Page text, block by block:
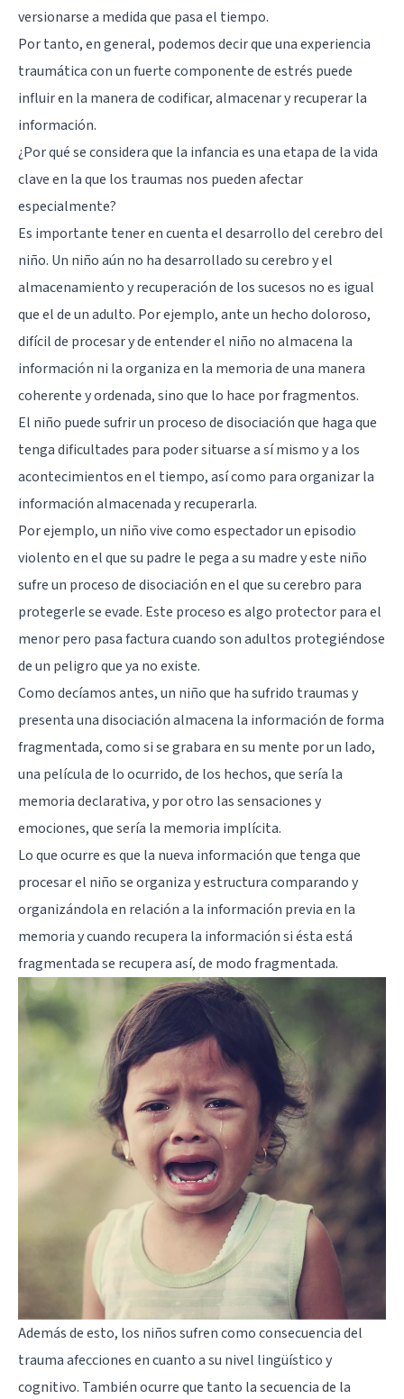
versionarse a medida que pasa el tiempo.
Por tanto, en general, podemos decir que una experiencia
traumática con un fuerte componente de estrés puede
influir en la manera de codificar, almacenar y recuperar la
información.
¿Por qué se considera que la infancia es una etapa de la vida
clave en la que los traumas nos pueden afectar
especialmente?
Es importante tener en cuenta el desarrollo del cerebro del
niño. Un niño aún no ha desarrollado su cerebro y el
almacenamiento y recuperación de los sucesos no es igual
que el de un adulto. Por ejemplo, ante un hecho doloroso,
difícil de procesar y de entender el niño no almacena la
información ni la organiza en la memoria de una manera
coherente y ordenada, sino que lo hace por fragmentos.
El niño puede sufrir un proceso de disociación que haga que
tenga dificultades para poder situarse a sí mismo y a los
acontecimientos en el tiempo, así como para organizar la
información almacenada y recuperarla.
Por ejemplo, un niño vive como espectador un episodio
violento en el que su padre le pega a su madre y este niño
sufre un proceso de disociación en el que su cerebro para
protegerle se evade. Este proceso es algo protector para el
menor pero pasa factura cuando son adultos protegiéndose
de un peligro que ya no existe.
Como decíamos antes, un niño que ha sufrido traumas y
presenta una disociación almacena la información de forma
fragmentada, como si se grabara en su mente por un lado,
una película de lo ocurrido, de los hechos, que sería la
memoria declarativa, y por otro las sensaciones y
emociones, que sería la memoria implícita.
Lo que ocurre es que la nueva información que tenga que
procesar el niño se organiza y estructura comparando y
organizándola en relación a la información previa en la
memoria y cuando recupera la información si ésta está
fragmentada se recupera así, de modo fragmentada.
Además de esto, los niños sufren como consecuencia del
trauma afecciones en cuanto a su nivel lingüístico y
cognitivo. También ocurre que tanto la secuencia de la